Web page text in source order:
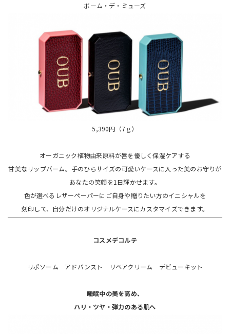
ボーム・デ・ミューズ
5,390円（7ｇ）
オーガニック植物由来原料が唇を優しく保湿ケアする
甘美なリップバーム。手のひらサイズの可愛いケースに入った美のお守りが
あなたの笑顔を1日輝かせます。
色が選べるレザーペーパーにご自身や贈りたい方のイニシャルを
刻印して、自分だけのオリジナルケースにカスタマイズできます。
コスメデコルテ
リポソーム アドバンスト リペアクリーム デビューキット
睡眠中の美を高め、
ハリ・ツヤ・弾力のある肌へ